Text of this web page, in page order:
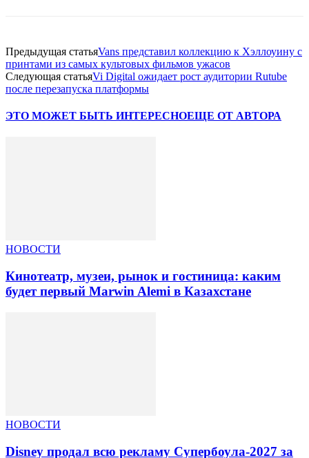
Предыдущая статьяVans представил коллекцию к Хэллоуину с
принтами из самых культовых фильмов ужасов
Следующая статьяVi Digital ожидает рост аудитории Rutube
после перезапуска платформы
ЭТО МОЖЕТ БЫТЬ ИНТЕРЕСНОЕЩЕ ОТ АВТОРА
НОВОСТИ
Кинотеатр, музеи, рынок и гостиница: каким
будет первый Marwin Alemi в Казахстане
НОВОСТИ
Disney продал всю рекламу Супербоула-2027 за